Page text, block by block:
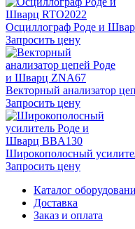
Осциллограф Роде и
Запросить цену
Векторный анализатор
Запросить цену
Широкополосный
Запросить цену
Каталог
Доставка
Заказ и оплата